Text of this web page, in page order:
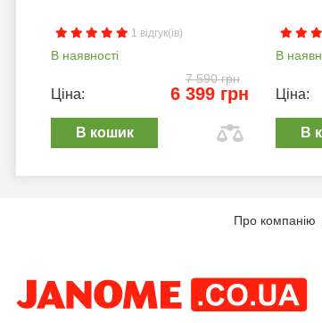
1 відгук(ів)
В наявності
7 590 грн
Ціна: 6 399 грн
В кошик
В
Ціна:
В
Про компанію